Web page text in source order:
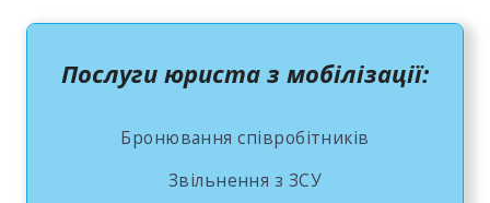
Послуги юриста з мобілізації:
Бронювання співробітників
Звільнення з ЗСУ